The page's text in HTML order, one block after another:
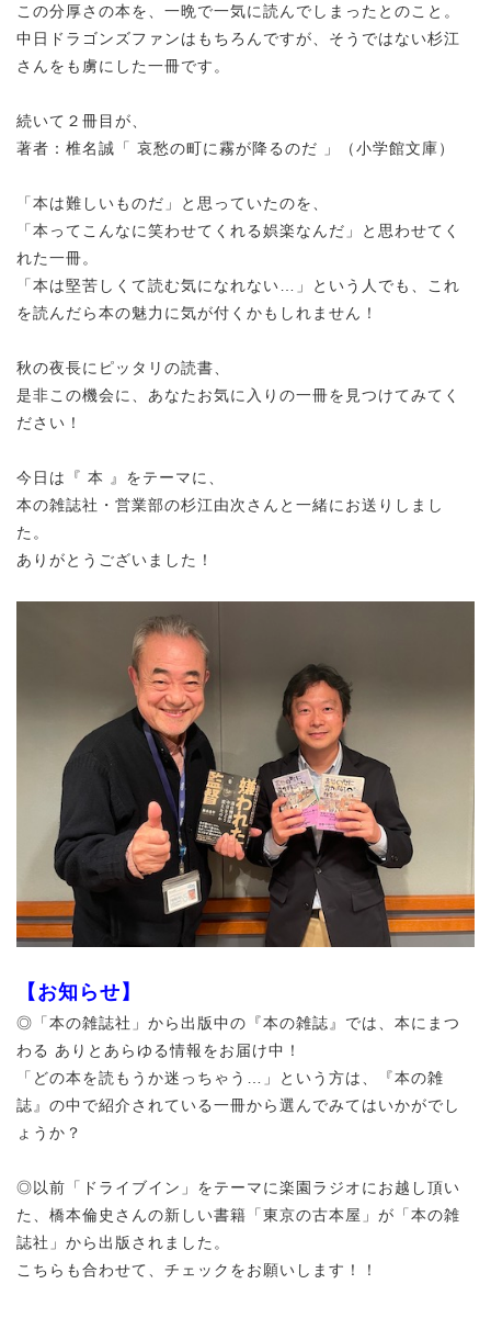
この分厚さの本を、一晩で一気に読んでしまったとのこと。
中日ドラゴンズファンはもちろんですが、 そうではない杉江
さんをも虜にした一冊です。
続いて２冊目 が、
著者：椎名誠「 哀愁の町に霧が降るのだ 」（小学館文庫）
「本は難しいものだ」と思っていたのを、
「本ってこんなに笑わせてくれる娯楽なんだ」と思わせてく
れた一冊。
「本は堅苦しくて読む気になれない…」という人でも、 これ
を読んだら本の魅力に気が付くかもしれません！
秋の夜長にピッタリの読書、
是非この機会に、あなたお気に入りの一冊を見つけてみてく
ださい！
今日は『 本 』をテーマに、
本の雑誌社・営業部の杉江由次さんと一緒にお送りしまし
た。
ありがとうございました！
【お知らせ】
◎「本の雑誌社」から出版中の『本の雑誌』では、本にまつ
わる ありとあらゆる情報をお届け中！
「どの本を読もうか迷っちゃう…」という方は、『本の雑
誌』の中で紹介されている一冊から選んでみてはいかがでし
ょうか？
◎以前「ドライブイン」をテーマに楽園ラジオにお越し頂い
た、 橋本倫史さんの新しい書籍「東京の古本屋」が 「本の雑
誌社」から出版されました。
こちらも合わせて、チェックをお願いします！！